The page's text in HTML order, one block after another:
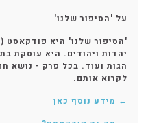
על 'הסיפור שלנו'
'הסיפור שלנו' היא פודקאסט
יהדות ויהודים. היא עוסקת
הגות ועוד. בכל פרק - נושא
לקרוא אותם.
← מידע נוסף כאן